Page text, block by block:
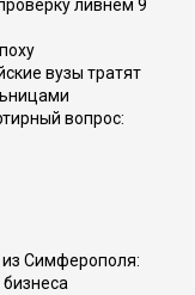
ливнем 9
вузы тратят
вопрос:
из Симферополя: